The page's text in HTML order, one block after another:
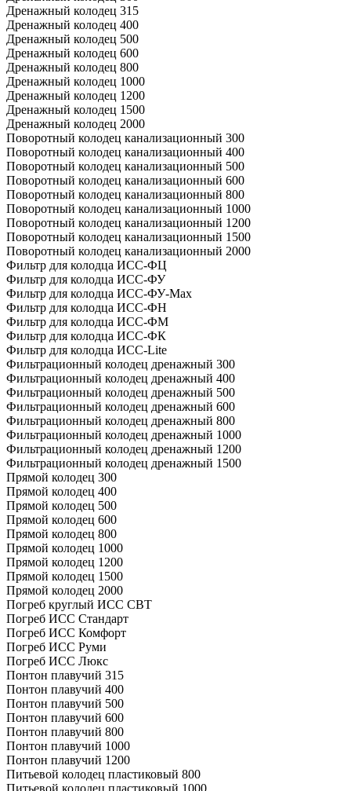
Дренажный колодец 315
Дренажный колодец 400
Дренажный колодец 500
Дренажный колодец 600
Дренажный колодец 800
Дренажный колодец 1000
Дренажный колодец 1200
Дренажный колодец 1500
Дренажный колодец 2000
Поворотный колодец канализационный 300
Поворотный колодец канализационный 400
Поворотный колодец канализационный 500
Поворотный колодец канализационный 600
Поворотный колодец канализационный 800
Поворотный колодец канализационный 1000
Поворотный колодец канализационный 1200
Поворотный колодец канализационный 1500
Поворотный колодец канализационный 2000
Фильтр для колодца ИСС-ФЦ
Фильтр для колодца ИСС-ФУ
Фильтр для колодца ИСС-ФУ-Мах
Фильтр для колодца ИСС-ФН
Фильтр для колодца ИСС-ФМ
Фильтр для колодца ИСС-ФК
Фильтр для колодца ИСС-Lite
Фильтрационный колодец дренажный 300
Фильтрационный колодец дренажный 400
Фильтрационный колодец дренажный 500
Фильтрационный колодец дренажный 600
Фильтрационный колодец дренажный 800
Фильтрационный колодец дренажный 1000
Фильтрационный колодец дренажный 1200
Фильтрационный колодец дренажный 1500
Прямой колодец 300
Прямой колодец 400
Прямой колодец 500
Прямой колодец 600
Прямой колодец 800
Прямой колодец 1000
Прямой колодец 1200
Прямой колодец 1500
Прямой колодец 2000
Погреб круглый ИСС СВТ
Погреб ИСС Стандарт
Погреб ИСС Комфорт
Погреб ИСС Руми
Погреб ИСС Люкс
Понтон плавучий 315
Понтон плавучий 400
Понтон плавучий 500
Понтон плавучий 600
Понтон плавучий 800
Понтон плавучий 1000
Понтон плавучий 1200
Питьевой колодец пластиковый 800
Питьевой колодец пластиковый 1000